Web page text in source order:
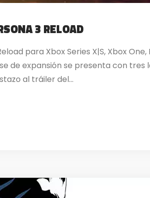
3 RELOAD
para Xbox Series X|S, Xbox One,
de expansión se presenta con
al tráiler del...